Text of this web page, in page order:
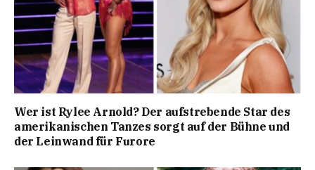
Wer ist Rylee Arnold? Der aufstrebende Star des
amerikanischen Tanzes sorgt auf der Bühne und
der Leinwand für Furore